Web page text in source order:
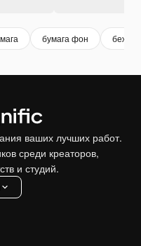
бумага фон
ваших лучших работ.
среди креаторов,
и студий.